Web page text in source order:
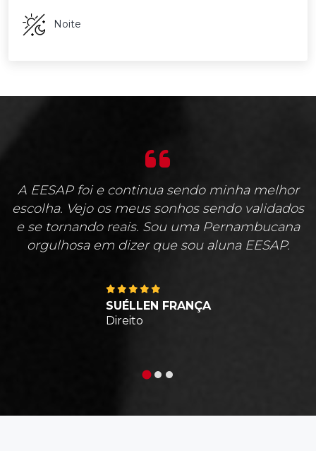
Noite
A EESAP foi e continua sendo minha melhor
escolha. Vejo os meus sonhos sendo validados
e se tornando reais. Sou uma Pernambucana
orgulhosa em dizer que sou aluna EESAP.
SUÉLLEN FRANÇA
Direito